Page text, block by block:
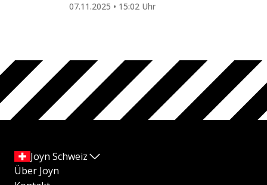
07.11.2025 • 15:02 Uhr
Joyn Schweiz
Über Joyn